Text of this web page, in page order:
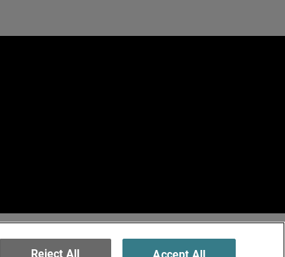
Reject All Accept All